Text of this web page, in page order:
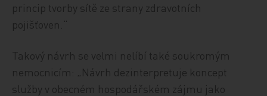
princip tvorby sítě ze strany zdravotních
pojišťoven.“
Takový návrh se velmi nelíbí také soukromým
nemocnicím: „Návrh dezinterpretuje koncept
služby v obecném hospodářském zájmu jako